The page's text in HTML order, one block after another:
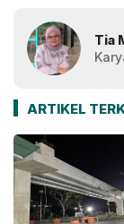
Tia
ARTIKEL